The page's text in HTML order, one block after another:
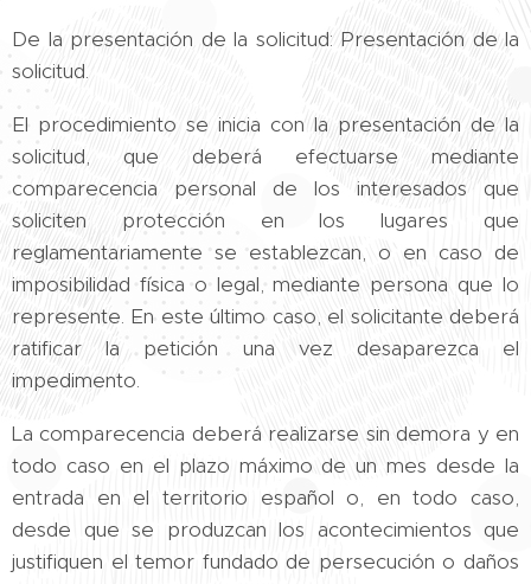
De la presentación de la solicitud: Presentación de la
solicitud.
El procedimiento se inicia con la presentación de la
solicitud, que deberá efectuarse mediante
comparecencia personal de los interesados que
soliciten protección en los lugares que
reglamentariamente se establezcan, o en caso de
imposibilidad física o legal, mediante persona que lo
represente. En este último caso, el solicitante deberá
ratificar la petición una vez desaparezca el
impedimento.
La comparecencia deberá realizarse sin demora y en
todo caso en el plazo máximo de un mes desde la
entrada en el territorio español o, en todo caso,
desde que se produzcan los acontecimientos que
justifiquen el temor fundado de persecución o daños